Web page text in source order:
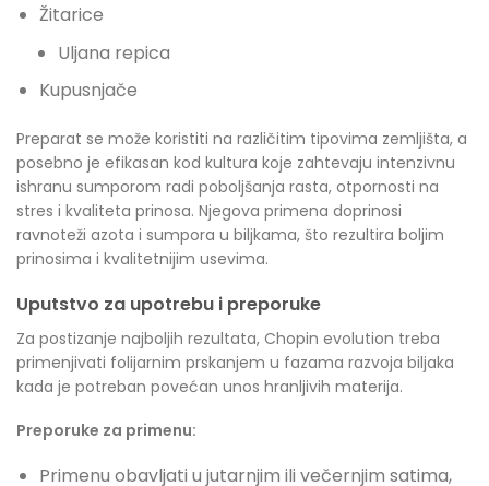
Žitarice
Uljana repica
Kupusnjače
Preparat se može koristiti na različitim tipovima zemljišta, a
posebno je efikasan kod kultura koje zahtevaju intenzivnu
ishranu sumporom radi poboljšanja rasta, otpornosti na
stres i kvaliteta prinosa. Njegova primena doprinosi
ravnoteži azota i sumpora u biljkama, što rezultira boljim
prinosima i kvalitetnijim usevima.
Uputstvo za upotrebu i preporuke
Za postizanje najboljih rezultata, Chopin evolution treba
primenjivati folijarnim prskanjem u fazama razvoja biljaka
kada je potreban povećan unos hranljivih materija.
Preporuke za primenu:
Primenu obavljati u jutarnjim ili večernjim satima,